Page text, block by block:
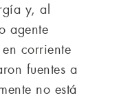
y, al
agente
corriente
fuentes a
no está